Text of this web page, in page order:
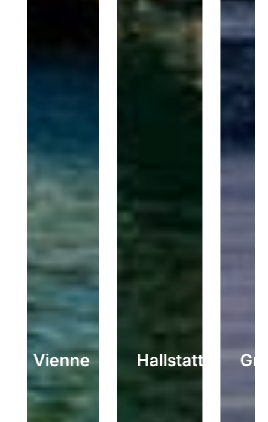
Vienne Hallstatt